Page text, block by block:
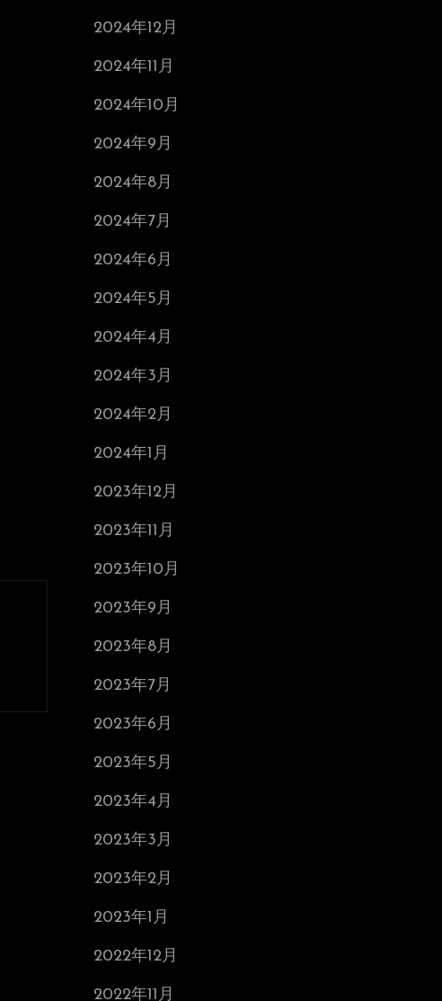
2024年12月
2024年11月
2024年10月
2024年9月
2024年8月
2024年7月
2024年6月
2024年5月
2024年4月
2024年3月
2024年2月
2024年1月
2023年12月
2023年11月
2023年10月
2023年9月
2023年8月
2023年7月
2023年6月
2023年5月
2023年4月
2023年3月
2023年2月
2023年1月
2022年12月
2022年11月